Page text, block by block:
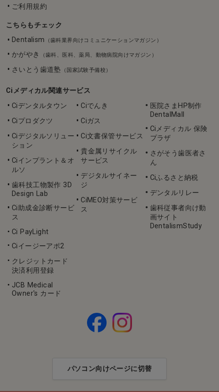
ご利用規約
こちらもチェック
Dentalism
（歯科業界向けコミュニケーションマガジン）
かがやき （歯科、医科、薬局、動物病院向けマガジン）
さいとう歯道塾 （国家試験予備校）
Ciメディカル関連サービス
Ciデンタルタウン
Ciプロダクツ
Ciデジタルソリュー
ション
Ciインプラント＆オ
ルソ
歯科技工物製作 3D
Design Lab
Ci助成金診断サービ
ス
Ci PayLight
Ciイージーアポ2
クレジットカード
決済利用登録
JCB Medical
Owner's カード
Ciでんき
Ciガス
Ci文書保管サービス
貴金属リサイクル
サービス
デジタルサイネー
ジ
CiMEO対策サービ
ス
医院さまHP制作
DentalMall
Ciメディカル 保険
プラザ
さがそう歯医者さ
ん
Ciふるさと納税
デンタルリレー
歯科従事者向け動
画サイト
DentalismStudy
パソコン向けページに切替